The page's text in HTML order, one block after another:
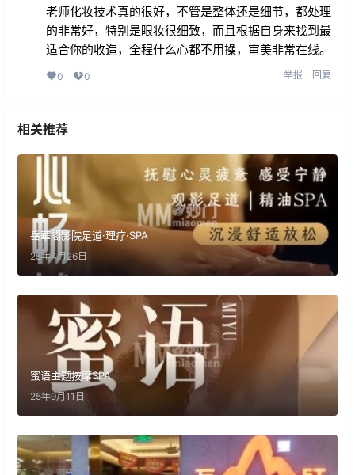
老师化妆技术真的很好，不管是整体还是细节，都处理
的非常好，特别是眼妆很细致，而且根据自身来找到最
适合你的收造，全程什么心都不用操，审美非常在线。
0 0 举报 回复
相关推荐
岳華閣影院足道·理疗·SPA
25年4月26日
蜜语主题按摩SPA
25年9月11日